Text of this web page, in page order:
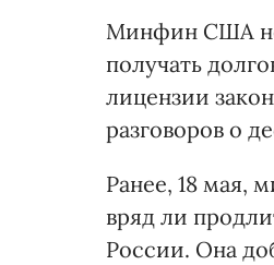
Минфин США не
получать
лицензии
разговоров о
Ранее, 18 мая,
вряд ли
России. Она